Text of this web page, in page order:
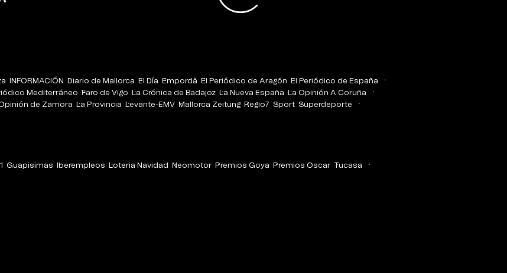
INFORMACIÓN Diario de Mallorca El Día Empordà El Periódico de Aragón
El Periódico de España
Mediterráneo Faro de Vigo La Crónica de Badajoz La Nueva España
La Opinión A Coruña
de Zamora La Provincia Levante-EMV Mallorca Zeitung Regio7 Sport Superdeporte
Guapisimas Iberempleos Loteria Navidad Neomotor Premios Goya Premios Oscar
Tucasa